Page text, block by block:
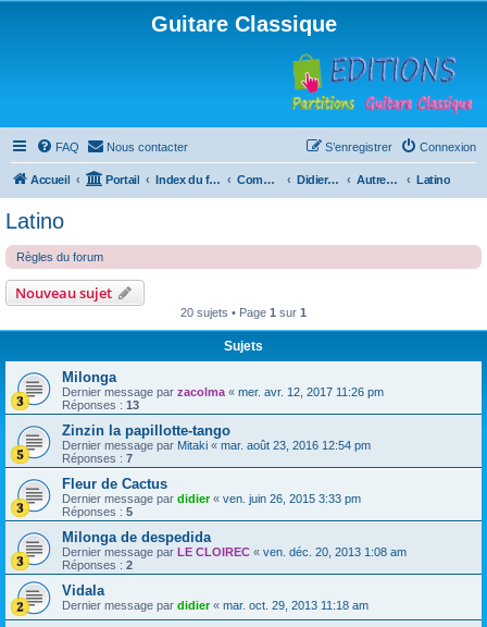
Guitare Classique
FAQ Nous contacter Connexion
S’enregistrer
Accueil Portail Index du forum Compositions Didierland Autres musiques Latino
Latino
Règles du forum
Nouveau sujet
20 sujets • Page 1 sur 1
Sujets
Milonga
Dernier message par zacolma « mer. avr. 12, 2017 11:26 pm
Réponses : 13
Zinzin la papillotte-tango
Dernier message par Mitaki « mar. août 23, 2016 12:54 pm
Réponses : 7
Fleur de Cactus
Dernier message par didier« ven. juin 26, 2015 3:33 pm
Réponses : 5
Milonga de despedida
Dernier message par LE CLOIREC « ven. déc. 20, 2013 1:08 am
Réponses : 2
Vidala
Dernier message par didier« mar. oct. 29, 2013 11:18 am